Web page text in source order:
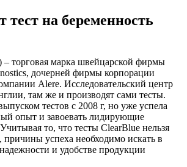
тест на беременность
– торговая марка швейцарской фирмы
дочерней фирмы корпорации
Alere. Исследовательский центр
там же и производят сами тесты.
тестов с 2008 г, но уже успела
опыт и завоевать лидирующие
то, что тесты ClearBlue нельзя
успеха необходимо искать в
и удобстве продукции